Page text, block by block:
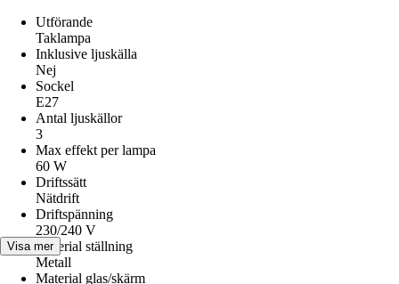
Utförande
Taklampa
Inklusive ljuskälla
Nej
Sockel
E27
Antal ljuskällor
3
Max effekt per lampa
60 W
Driftssätt
Nätdrift
Driftspänning
230/240 V
Material ställning
Metall
Material glas/skärm
Visa mer